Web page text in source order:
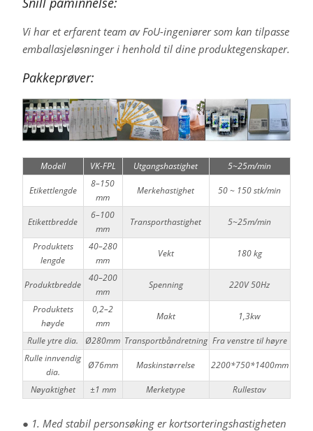
Vi har et erfarent team av FoU-ingeniører som kan tilpasse
emballasjeløsninger i henhold til dine produktegenskaper.
Pakkeprøver:
Modell VK-FPL Utgangshastighet 5~25m/min
Etikettlengde
8–150
mm
Merkehastighet 50 ~ 150 stk/min
Etikettbredde
6–100
mm
Transporthastighet 5~25m/min
Produktets
lengde
40–280
mm
Vekt 180 kg
Produktbredde
40–200
mm
Spenning 220V 50Hz
Produktets
høyde
0,2–2
mm
Makt 1,3kw
Rulle ytre dia. Ø280mm Transportbåndretning Fra venstre til høyre
Rulle innvendig
dia.
Ø76mm Maskinstørrelse 2200*750*1400mm
Nøyaktighet ±1 mm Merketype Rullestav
● 1. Med stabil personsøking er kortsorteringshastigheten